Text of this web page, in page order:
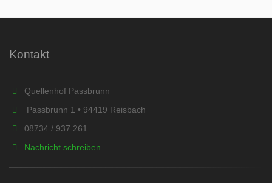
Kontakt
Quellenhof Passbrunn
Passbrunn 1 • 94419 Reisbach
08734 / 937 261
Nachricht schreiben